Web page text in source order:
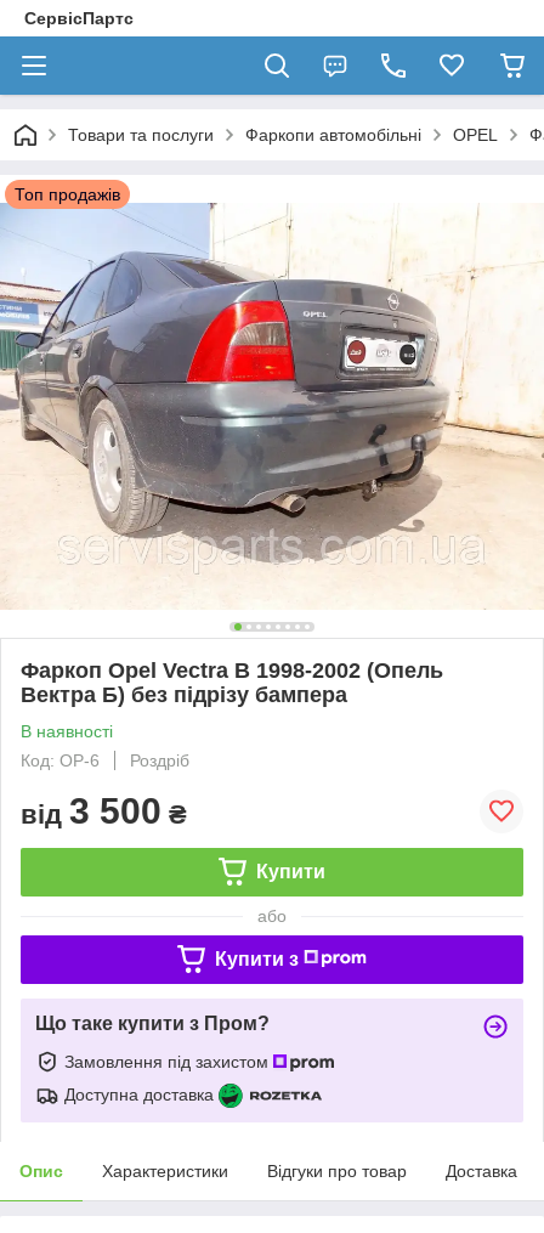
СервісПартс
Товари та послуги Фаркопи автомобільні OPEL
Топ продажів
Фаркоп Opel Vectra B 1998-2002 (Опель
Вектра Б) без підрізу бампера
В наявності
Код: OP-6
Роздріб
від 3 500 ₴
Купити
або
Купити з
Що таке купити з Пром?
Замовлення під захистом
Доступна доставка
Опис Характеристики Відгуки про товар Доставка